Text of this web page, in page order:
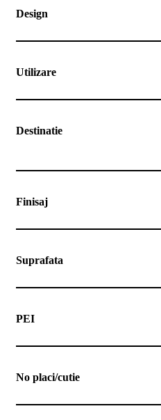
Design
Utilizare
Destinatie
Finisaj
Suprafata
PEI
No placi/cutie